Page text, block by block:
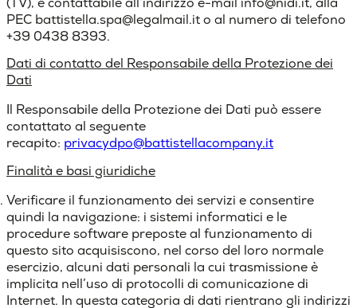
PEC battistella.spa@legalmail.it o al numero di telefono
+39 0438 8393.
Dati di contatto del Responsabile della Protezione dei
Dati
Il Responsabile della Protezione dei Dati può essere
contattato al seguente
recapito: privacydpo@battistellacompany.it
Finalità e basi giuridiche
Verificare il funzionamento dei servizi e consentire
quindi la navigazione: i sistemi informatici e le
procedure software preposte al funzionamento di
questo sito acquisiscono, nel corso del loro normale
esercizio, alcuni dati personali la cui trasmissione è
implicita nell’uso di protocolli di comunicazione di
Internet. In questa categoria di dati rientrano gli indirizzi